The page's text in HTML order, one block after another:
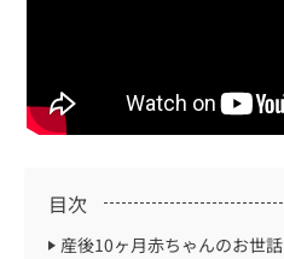
目次
産後10ヶ月赤ちゃんのお世話